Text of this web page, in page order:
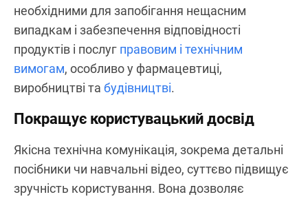
необхідними для запобігання нещасним
випадкам і забезпечення відповідності
продуктів і послуг правовим і технічним
вимогам, особливо у фармацевтиці,
виробництві та будівництві.
Покращує користувацький досвід
Якісна технічна комунікація, зокрема детальні
посібники чи навчальні відео, суттєво підвищує
зручність користування. Вона дозволяє